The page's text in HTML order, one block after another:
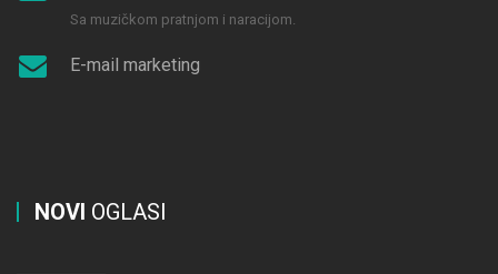
Sa muzičkom pratnjom i naracijom.
E-mail marketing
NOVI OGLASI